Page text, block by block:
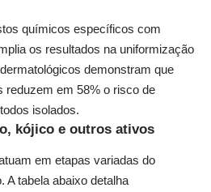
químicos específicos com
os resultados na uniformização
demonstram que
reduzem em 58% o risco de
isolados.
kójico e outros ativos
em etapas variadas do
A tabela abaixo detalha